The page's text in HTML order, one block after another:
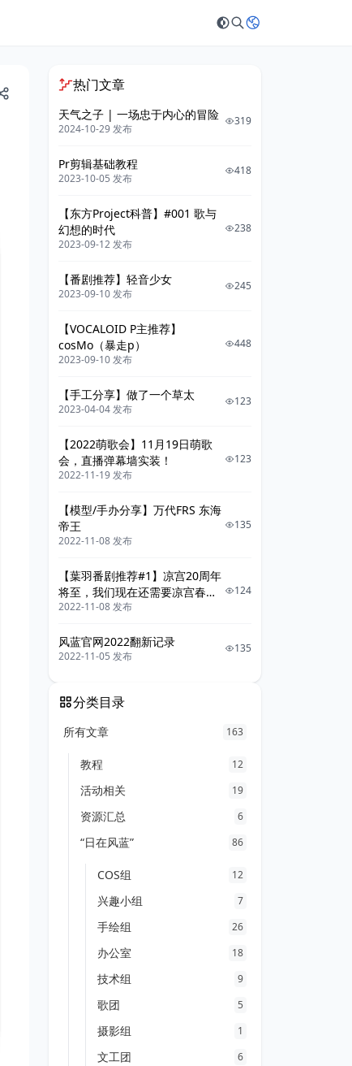
热门文章
天气之子 | 一场忠于内心的冒险
2024-10-29 发布
319
Pr剪辑基础教程
2023-10-05 发布
418
【东方Project科普】#001 歌与
幻想的时代
2023-09-12 发布
238
【番剧推荐】轻音少女
2023-09-10 发布
245
【VOCALOID P主推荐】
cosMo（暴走p）
2023-09-10 发布
448
【手工分享】做了一个草太
2023-04-04 发布
123
【2022萌歌会】11月19日萌歌
会，直播弹幕墙实装！
2022-11-19 发布
123
【模型/手办分享】万代FRS 东海
帝王
2022-11-08 发布
135
【葉羽番剧推荐#1】凉宫20周年
将至，我们现在还需要凉宫春日
系列吗
2022-11-08 发布
124
风蓝官网2022翻新记录
2022-11-05 发布
135
分类目录
所有文章 163
教程 12
活动相关 19
资源汇总 6
“日在风蓝” 86
COS组 12
兴趣小组 7
手绘组 26
办公室 18
技术组 9
歌团 5
摄影组 1
文工团 6